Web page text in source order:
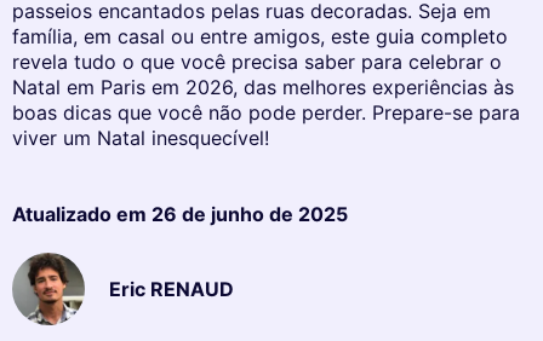
passeios encantados pelas ruas decoradas. Seja em
família, em casal ou entre amigos, este guia completo
revela tudo o que você precisa saber para celebrar o
Natal em Paris em 2026, das melhores experiências às
boas dicas que você não pode perder. Prepare-se para
viver um Natal inesquecível!
Atualizado em 26 de junho de 2025
Eric RENAUD